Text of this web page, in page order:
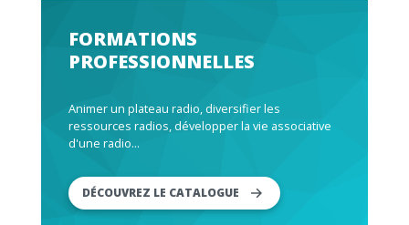
FORMATIONS
PROFESSIONNELLES
Animer un plateau radio, diversifier les
ressources radios, développer la vie associative
d'une radio...
DÉCOUVREZ LE CATALOGUE